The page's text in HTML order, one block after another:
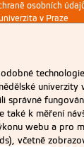
osobních
v Praze
správné
také k měření
webu a pro
včetně